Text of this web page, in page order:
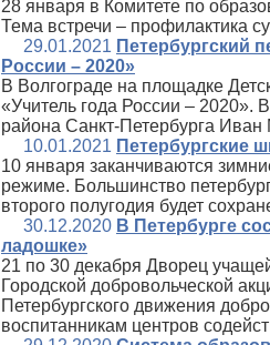
28 января в Комитете по
Тема встречи – профилактика
29.01.2021 Петербургский
России – 2020»
В Волгограде на площадке
«Учитель года России – 2020».
района Санкт-Петербурга
10.01.2021 Петербургские
10 января заканчиваются
режиме. Большинство
второго полугодия будет
30.12.2020 В Петербурге
ладошке»
21 по 30 декабря Дворец
Городской добровольческой
Петербургского движения
воспитанникам центров